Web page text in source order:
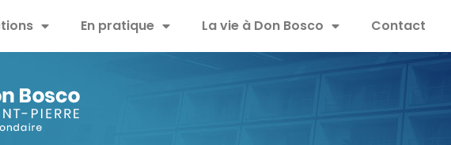
En pratique La vie à Don Bosco Contact